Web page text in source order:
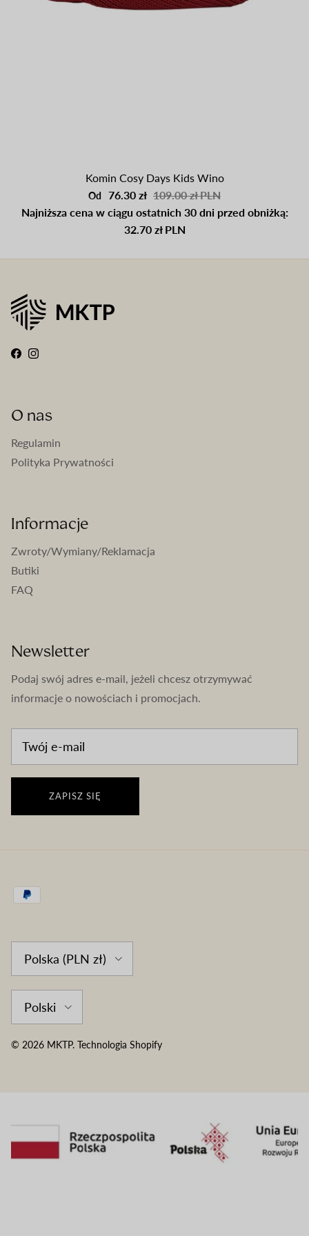
Komin Cosy Days Kids Wino
Od 76.30 zł 109.00 zł PLN
Najniższa cena w ciągu ostatnich 30 dni przed obniżką:
32.70 zł PLN
Facebook
Instagram
O nas
Regulamin
Polityka Prywatności
Informacje
Zwroty/Wymiany/Reklamacja
Butiki
FAQ
Newsletter
Podaj swój adres e-mail, jeżeli chcesz otrzymywać
informacje o nowościach i promocjach.
ZAPISZ SIĘ
Polska (PLN zł)
Polski
© 2026 MKTP. Technologia Shopify